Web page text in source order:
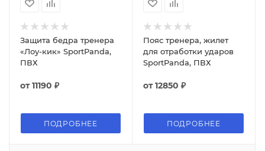
Защита бедра тренера
«Лоу-кик» SportPanda,
ПВХ
от11190 ₽
ПОДРОБНЕЕ
Пояс тренера, жилет
для отработки ударов
SportPanda, ПВХ
от12850 ₽
ПОДРОБНЕЕ